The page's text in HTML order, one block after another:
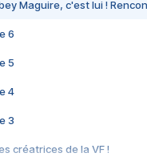
Maguire, c'est lui !
6
5
4
3
créatrices de la VF !